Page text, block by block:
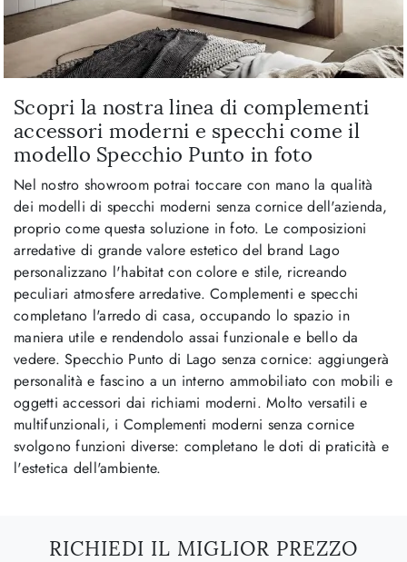
Scopri la nostra linea di complementi
accessori moderni e specchi come il
modello Specchio Punto in foto
Nel nostro showroom potrai toccare con mano la qualità
dei modelli di specchi moderni senza cornice dell'azienda,
proprio come questa soluzione in foto. Le composizioni
arredative di grande valore estetico del brand Lago
personalizzano l'habitat con colore e stile, ricreando
peculiari atmosfere arredative. Complementi e specchi
completano l'arredo di casa, occupando lo spazio in
maniera utile e rendendolo assai funzionale e bello da
vedere. Specchio Punto di Lago senza cornice: aggiungerà
personalità e fascino a un interno ammobiliato con mobili e
oggetti accessori dai richiami moderni. Molto versatili e
multifunzionali, i Complementi moderni senza cornice
svolgono funzioni diverse: completano le doti di praticità e
l'estetica dell'ambiente.
RICHIEDI IL MIGLIOR PREZZO